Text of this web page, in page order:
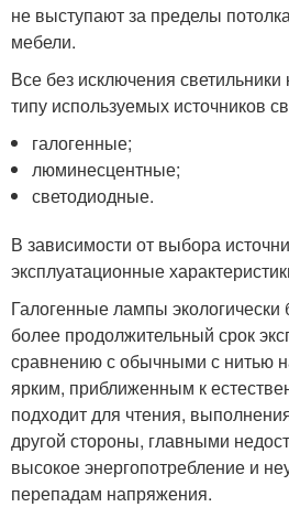
не выступают за пределы
мебели.
Все без исключения
типу используемых источников
галогенные;
люминесцентные;
светодиодные.
В зависимости от выбора
эксплуатационные
Галогенные лампы
более продолжительный срок
сравнению с обычными с нитью
ярким, приближенным к
подходит для чтения,
другой стороны, главными
высокое энергопотребление и
перепадам напряжения.